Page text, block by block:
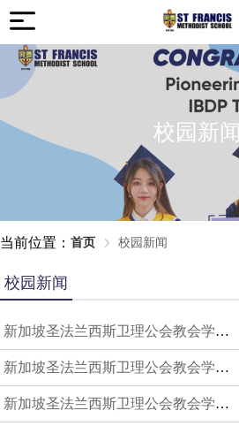
校园新闻
当前位置： 首页 校园新闻
校园新闻
新加坡圣法兰西斯卫理公会教会学校：为学生打造卓越教育之路
新加坡圣法兰西斯卫理公会教会学校：为学生成就未来而努力
新加坡圣法兰西斯卫理公会教会学校：致力于学术卓越和全面发展的教育